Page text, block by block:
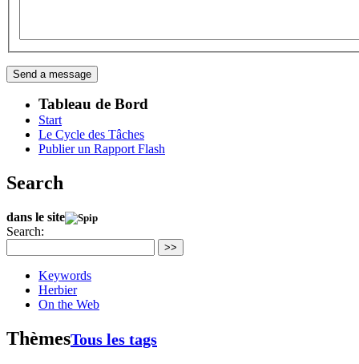
Tableau de Bord
Start
Le Cycle des Tâches
Publier un Rapport Flash
Search
dans le site
Search:
>>
Keywords
Herbier
On the Web
ThèmesTous les tags